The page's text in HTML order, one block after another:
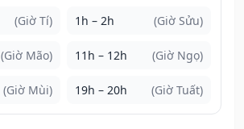
(Giờ Tí) 1h – 2h (Giờ Sửu)
(Giờ Mão) 11h – 12h (Giờ Ngọ)
(Giờ Mùi) 19h – 20h (Giờ Tuất)